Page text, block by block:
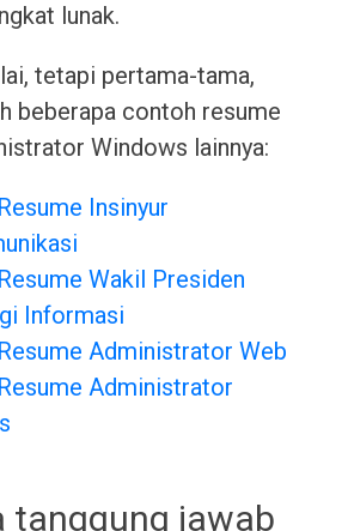
lunak.
tetapi pertama-tama,
beberapa contoh resume
Windows lainnya:
Insinyur
Wakil Presiden
Informasi
Administrator Web
Administrator
tanggung jawab